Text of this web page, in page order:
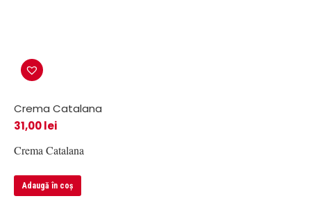
Crema Catalana
31,00lei
Crema Catalana
Adaugă în coș